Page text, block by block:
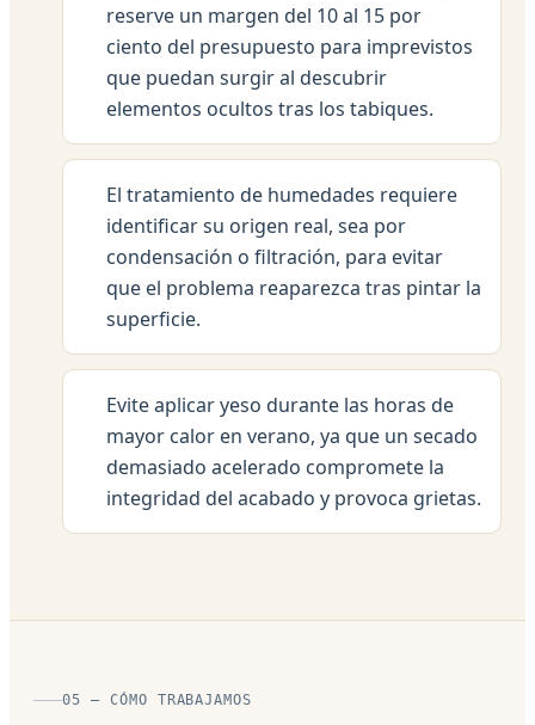
reserve un margen del 10 al 15 por
ciento del presupuesto para imprevistos
que puedan surgir al descubrir
elementos ocultos tras los tabiques.
El tratamiento de humedades requiere
identificar su origen real, sea por
condensación o filtración, para evitar
que el problema reaparezca tras pintar la
superficie.
Evite aplicar yeso durante las horas de
mayor calor en verano, ya que un secado
demasiado acelerado compromete la
integridad del acabado y provoca grietas.
05 — CÓMO TRABAJAMOS